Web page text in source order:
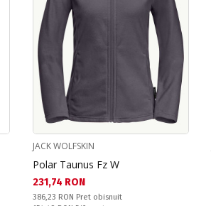
JACK WOLFSKIN
Polar Taunus Fz W
Текуща цена:
231,74 RON
Pret obisnuit:
386,23 RON Pret obisnuit